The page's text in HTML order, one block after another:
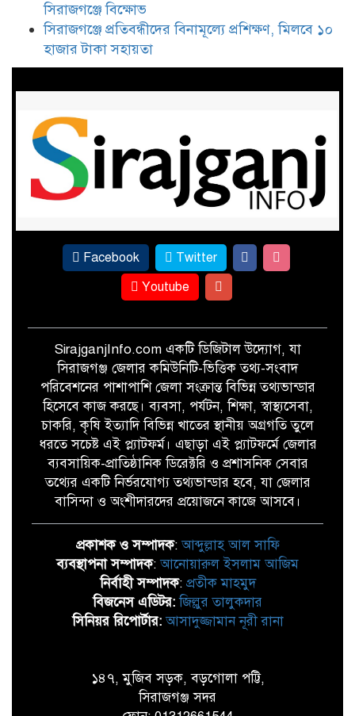
ইকবাল হাসান মাহমুদকে নিয়ে
কটূক্তির প্রতিবাদে সিরাজগঞ্জে বিক্ষোভ
সিরাজগঞ্জে বিক্ষোভ
সিরাজগঞ্জে প্রতিবন্ধীদের বিনামূল্যে প্রশিক্ষণ, মিলবে ১০
হাজার টাকা সহায়তা
Facebook
Twitter
Youtube
SirajganjInfo.com একটি ডিজিটাল উদ্যোগ, যা
সিরাজগঞ্জ জেলার কমিউনিটি-ভিত্তিক তথ্য-সংবাদ
পরিবেশনের পাশাপাশি জেলা সংক্রান্ত বিভিন্ন তথ্যভান্ডার
হিসেবে কাজ করছে। ব্যবসা, পর্যটন, শিক্ষা, স্বাস্থ্যসেবা,
চাকরি, কৃষি ইত্যাদি বিভিন্ন খাতের স্থানীয় অগ্রগতি তুলে
ধরতে সচেষ্ট এই প্ল্যাটফর্ম। এছাড়া এই প্ল্যাটফর্মে জেলার
ব্যবসায়িক-প্রাতিষ্ঠানিক ডিরেক্টরি ও প্রশাসনিক সেবার
তথ্যের একটি নির্ভরযোগ্য তথ্যভান্ডার হবে, যা জেলার
বাসিন্দা ও অংশীদারদের প্রয়োজনে কাজে আসবে।
প্রকাশক ও সম্পাদক:আব্দুল্লাহ আল সাফি
ব্যবস্থাপনা সম্পাদক:আনোয়ারুল ইসলাম আজিম
নির্বাহী সম্পাদক: প্রতীক মাহমুদ
বিজনেস এডিটর: জিল্লুর তালুকদার
সিনিয়র রিপোর্টার: আসাদুজ্জামান নূরী রানা
১৪৭, মুজিব সড়ক, বড়গোলা পট্টি,
সিরাজগঞ্জ সদর